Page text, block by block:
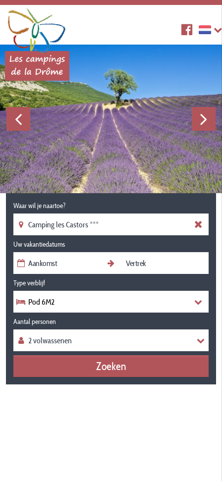
Waar wil je naartoe?
Uw vakantiedatums
Type verblijf
Pod 6M2
Aantal personen
Zoeken